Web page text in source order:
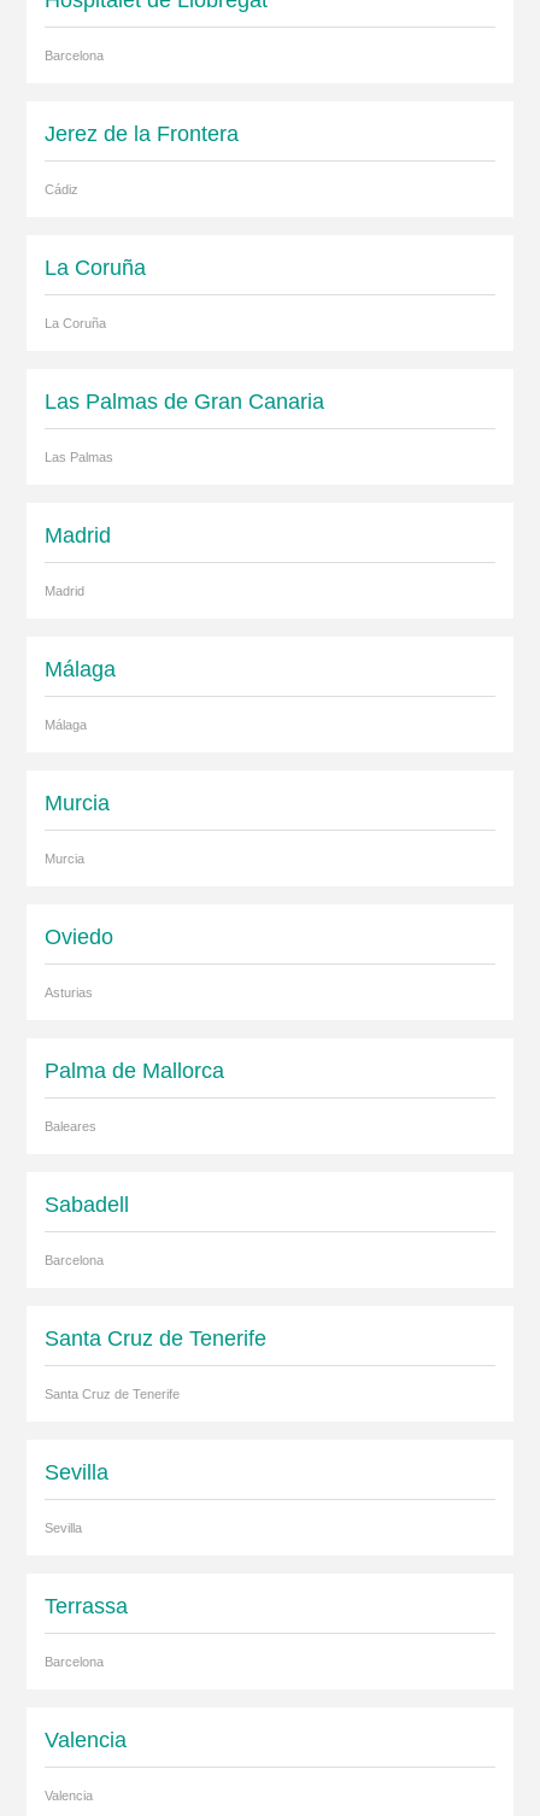
Barcelona
Jerez de la Frontera
Cádiz
La Coruña
La Coruña
Las Palmas de Gran Canaria
Las Palmas
Madrid
Madrid
Málaga
Málaga
Murcia
Murcia
Oviedo
Asturias
Palma de Mallorca
Baleares
Sabadell
Barcelona
Santa Cruz de Tenerife
Santa Cruz de Tenerife
Sevilla
Sevilla
Terrassa
Barcelona
Valencia
Valencia